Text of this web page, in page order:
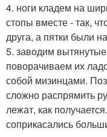
4. ноги кладем на
стопы вместе - так,
друга, а пятки были
5. заводим
поворачиваем их
собой мизинцами.
сложно распрямить
лежат, как
соприкасались